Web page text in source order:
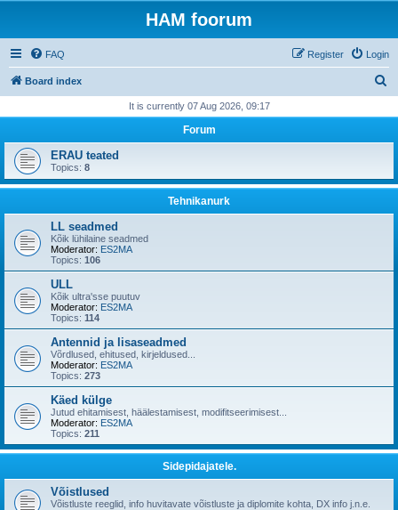
HAM foorum
FAQ Login
Register
Board index
r
h
It is currently 07 Aug 2026, 09:17
Forum
ERAU teated
Topics: 8
Tehnikanurk
LL seadmed
Kõik lühilaine seadmed
Moderator: ES2MA
Topics: 106
ULL
Kõik ultra'sse puutuv
Moderator: ES2MA
Topics: 114
Antennid ja lisaseadmed
Võrdlused, ehitused, kirjeldused...
Moderator: ES2MA
Topics: 273
Käed külge
Jutud ehitamisest, häälestamisest, modifitseerimisest...
Moderator: ES2MA
Topics: 211
Sidepidajatele.
Võistlused
Võistluste reeglid, info huvitavate võistluste ja diplomite kohta, DX info j.n.e.